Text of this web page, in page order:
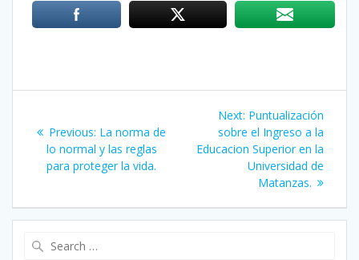
navigation
Previous: Previous
post:
La norma de
lo normal y las reglas
para proteger la vida.
Next: Next
post:
Puntualización
sobre el Ingreso a la
Educacion Superior en la
Universidad de
Matanzas.